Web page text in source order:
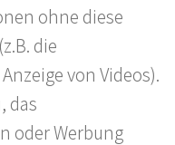
ohne diese
die
von Videos).
das
oder Werbung